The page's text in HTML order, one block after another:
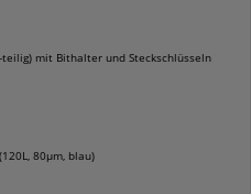
teilig) mit Bithalter und Steckschlüsseln
80µm, blau)